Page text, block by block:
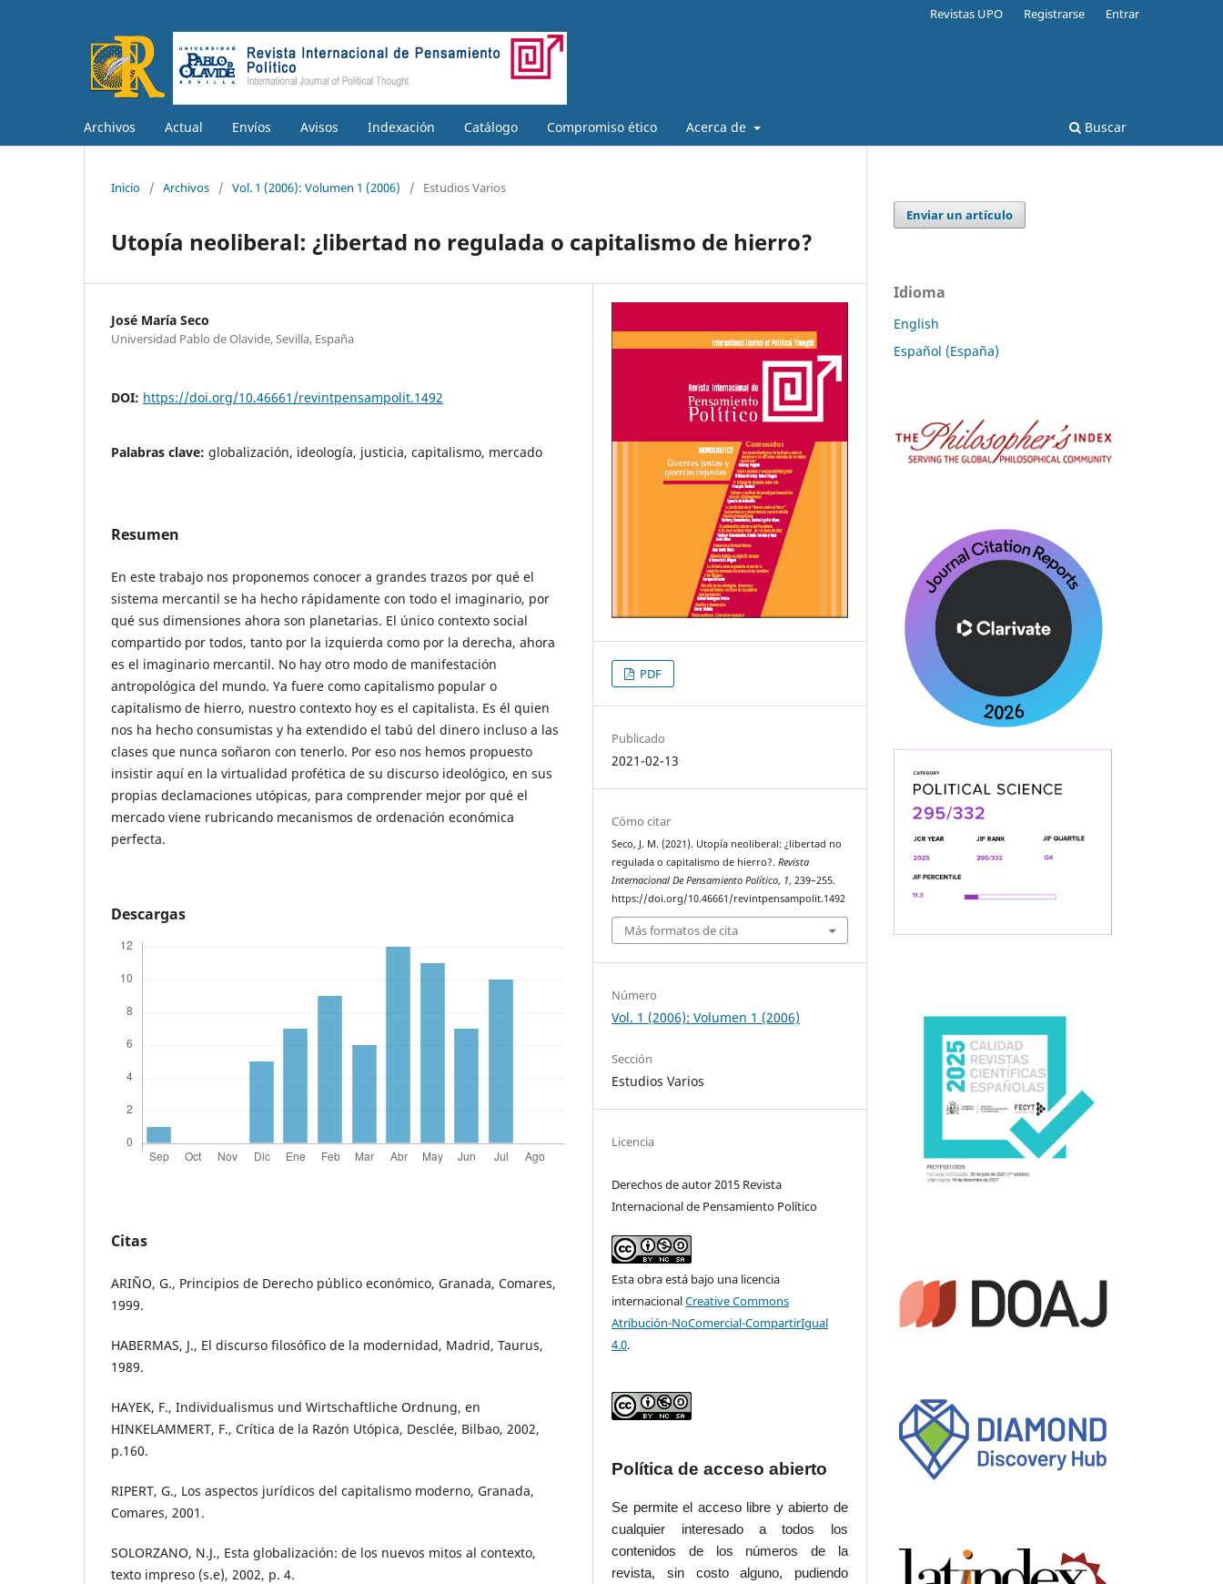
Archivos Actual Envíos Avisos Indexación Catálogo Compromiso ético Acerca de Buscar
Revistas UPO Registrarse Entrar
Inicio / Archivos / Vol. 1 (2006): Volumen 1 (2006) / Estudios Varios
Utopía neoliberal: ¿libertad no regulada o capitalismo de hierro?
José María Seco
Universidad Pablo de Olavide, Sevilla, España
DOI: https://doi.org/10.46661/revintpensampolit.1492
Palabras clave: globalización, ideología, justicia, capitalismo, mercado
Resumen
En este trabajo nos proponemos conocer a grandes trazos por qué el
sistema mercantil se ha hecho rápidamente con todo el imaginario, por
qué sus dimensiones ahora son planetarias. El único contexto social
compartido por todos, tanto por la izquierda como por la derecha, ahora
es el imaginario mercantil. No hay otro modo de manifestación
antropológica del mundo. Ya fuere como capitalismo popular o
capitalismo de hierro, nuestro contexto hoy es el capitalista. Es él quien
nos ha hecho consumistas y ha extendido el tabú del dinero incluso a las
clases que nunca soñaron con tenerlo. Por eso nos hemos propuesto
insistir aquí en la virtualidad profética de su discurso ideológico, en sus
propias declamaciones utópicas, para comprender mejor por qué el
mercado viene rubricando mecanismos de ordenación económica
perfecta.
Descargas
Citas
ARIÑO, G., Principios de Derecho público económico, Granada, Comares,
1999.
HABERMAS, J., El discurso filosófico de la modernidad, Madrid, Taurus,
1989.
HAYEK, F., Individualismus und Wirtschaftliche Ordnung, en
HINKELAMMERT, F., Crítica de la Razón Utópica, Desclée, Bilbao, 2002,
p.160.
RIPERT, G., Los aspectos jurídicos del capitalismo moderno, Granada,
Comares, 2001.
SOLORZANO, N.J., Esta globalización: de los nuevos mitos al contexto,
texto impreso (s.e), 2002, p. 4.
PDF
Publicado
2021-02-13
Cómo citar
Seco, J. M. (2021). Utopía neoliberal: ¿libertad no
regulada o capitalismo de hierro?.Revista
Internacional De Pensamiento Político, 1, 239–255.
https://doi.org/10.46661/revintpensampolit.1492
Más formatos de cita
Número
Vol. 1 (2006): Volumen 1 (2006)
Sección
Estudios Varios
Licencia
Derechos de autor 2015 Revista
Internacional de Pensamiento Político
Esta obra está bajo una licencia
internacionalCreative Commons
Atribución-NoComercial-CompartirIgual
4.0.
Política de acceso abierto
Se permite el acceso libre y abierto de
cualquier interesado a todos los
contenidos de los números de la
revista, sin costo alguno, pudiendo
Enviar un artículo
Idioma
English
Español (España)